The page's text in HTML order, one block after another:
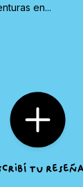
en...